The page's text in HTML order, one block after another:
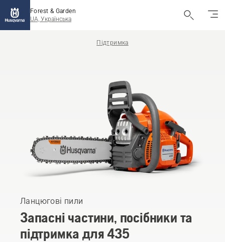
Forest & Garden
UA, Українська
Підтримка
Ланцюгові пили
Запасні частини, посібники та
підтримка для 435